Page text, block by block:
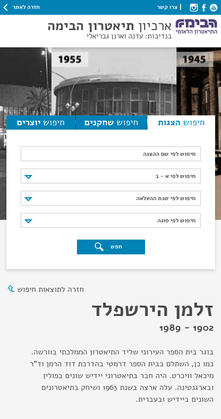
צרו קשר חזרה לאתר
ארכיון תיאטרון הבימה
בנדיבות: עדנה וארנן גבריאלי
חיפוש הצגות חיפוש שחקנים חיפוש יוצרים
חיפוש לפי שם ההצגה
חיפוש לפי א - ב
חיפוש לפי א - ב
חיפוש לפי שנת ההעלאה
חיפוש לפי שנת ההעלאה
חיפוש לפי סוגה
חיפוש לפי סוגה
חפש
חזרה לתוצאות חיפוש
זלמן הירשפלד
1902 - 1989
בוגר בית הספר העירוני שליד התיאטרון הממלכתי בוורשה.
כמו כן, השתלם בבית הספר דרמטי בהדרכת דוד הרמן וד"ר
מיכאל וויכרט. היה חבר בתיאטרוני יידיש שונים בפולין
ובארגנטינה. עלה ארצה בשנת 1963 ושיחק בתיאטרונים
השונים ביידיש ובעברית.